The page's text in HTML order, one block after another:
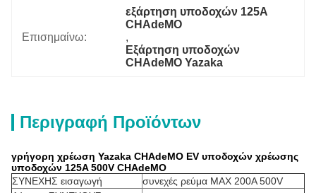
Επισημαίνω:
εξάρτηση υποδοχών 125A
CHAdeMO
,
Εξάρτηση υποδοχών
CHAdeMO Yazaka
Περιγραφή Προϊόντων
γρήγορη χρέωση Yazaka CHAdeMO EV υποδοχών χρέωσης
υποδοχών 125A 500V CHAdeMO
ΣΥΝΕΧΗΣ εισαγωγή
συνεχές ρεύμα MAX 200A 500V